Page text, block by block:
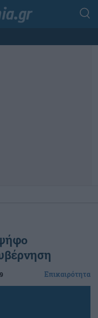
Επικαιρότητα